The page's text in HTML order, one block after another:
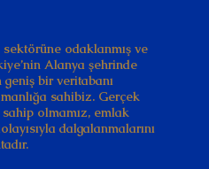
odaklanmış ve
Alanya şehrinde
bir veritabanı
sahibiz. Gerçek
olmamız, emlak
dalgalanmalarını